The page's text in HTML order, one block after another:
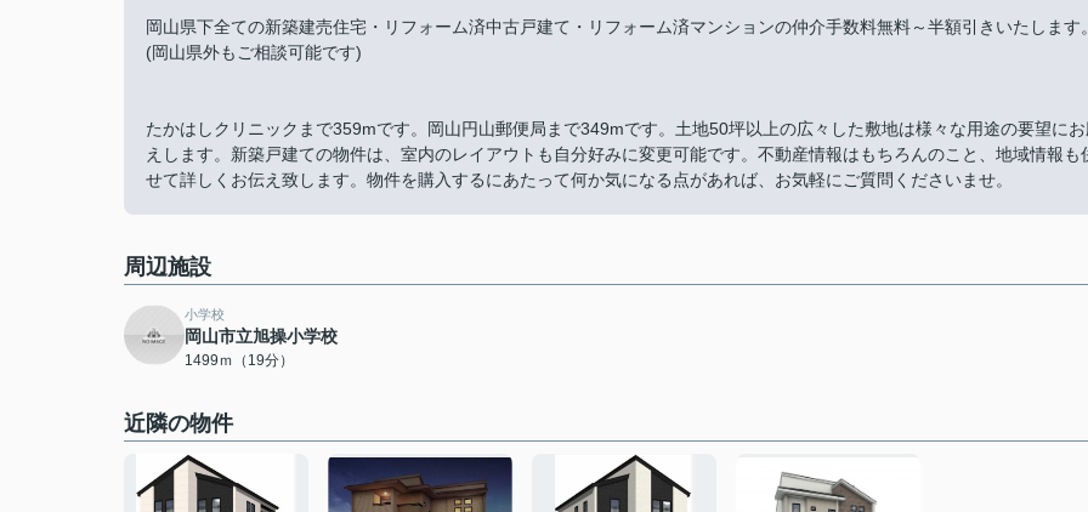
岡山県下全ての新築建売住宅・リフォーム済中古戸建て・リフォーム済マンションの仲介手数料無料～半額引きいたします。
(岡山県外もご相談可能です)
たかはしクリニックまで359mです。岡山円山郵便局まで349mです。土地50坪以上の広々した敷地は様々な用途の要望に
えします。新築戸建ての物件は、室内のレイアウトも自分好みに変更可能です。不動産情報はもちろんのこと、地域情報も
せて詳しくお伝え致します。物件を購入するにあたって何か気になる点があれば、お気軽にご質問くださいませ。
周辺施設
小学校
岡山市立旭操小学校
1499ｍ（19分）
近隣の物件